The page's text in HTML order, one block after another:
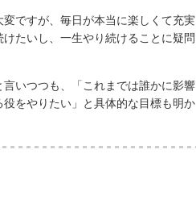
ですが、毎日が本当に楽しくて充実
たいし、一生やり続けることに疑問
いつつも、「これまでは誰かに影響
をやりたい」と具体的な目標も明か